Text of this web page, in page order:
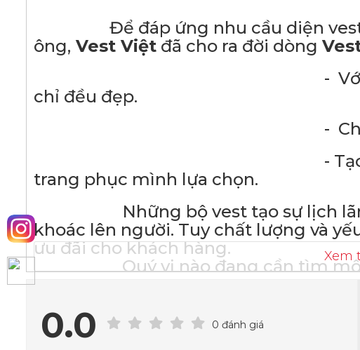
Để đáp ứng nhu cầu diện vest
ông, Vest Việt đã cho ra đời dòng
- Với thiết kế
chỉ đều đẹp.
- Chất liệu vải
- Tạo sự thoải mái,
trang phục mình lựa chọn.
Những bộ vest tạo sự lịch lãm,
khoác lên người. Tuy chất lượng và
ưu đãi cho khách hàng.
Quý vị nào đang cần tìm một bộ
đến ngay Vest Việt nhé!
VEST VIỆT
MAY SẴN:
Xem
0.0 0 đánh giá